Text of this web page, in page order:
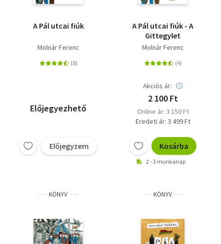
A Pál utcai fiúk
Molnár Ferenc
Előjegyezhető
Előjegyzem
A Pál utcai fiúk - A
Gittegylet
Molnár Ferenc
Akciós ár:
2 100 Ft
Online ár: 3 150 Ft
Eredeti ár: 3 499 Ft
Kosárba
2 - 3 munkanap
KÖNYV KÖNYV